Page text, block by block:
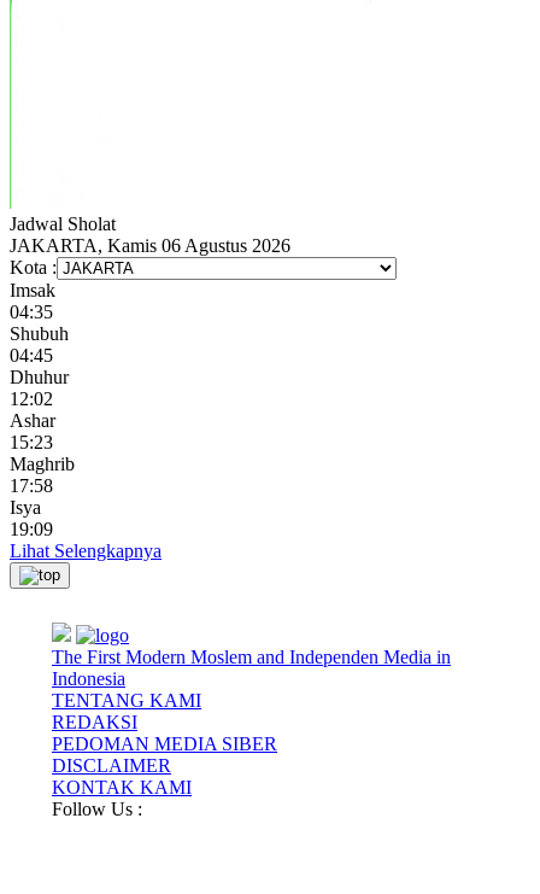
Jadwal Sholat
JAKARTA, Kamis 06 Agustus 2026
Kota :
Imsak
04:35
Shubuh
04:45
Dhuhur
12:02
Ashar
15:23
Maghrib
17:58
Isya
19:09
Lihat Selengkapnya
The First Modern Moslem and Independen Media in
Indonesia
TENTANG KAMI
REDAKSI
PEDOMAN MEDIA SIBER
DISCLAIMER
KONTAK KAMI
Follow Us :